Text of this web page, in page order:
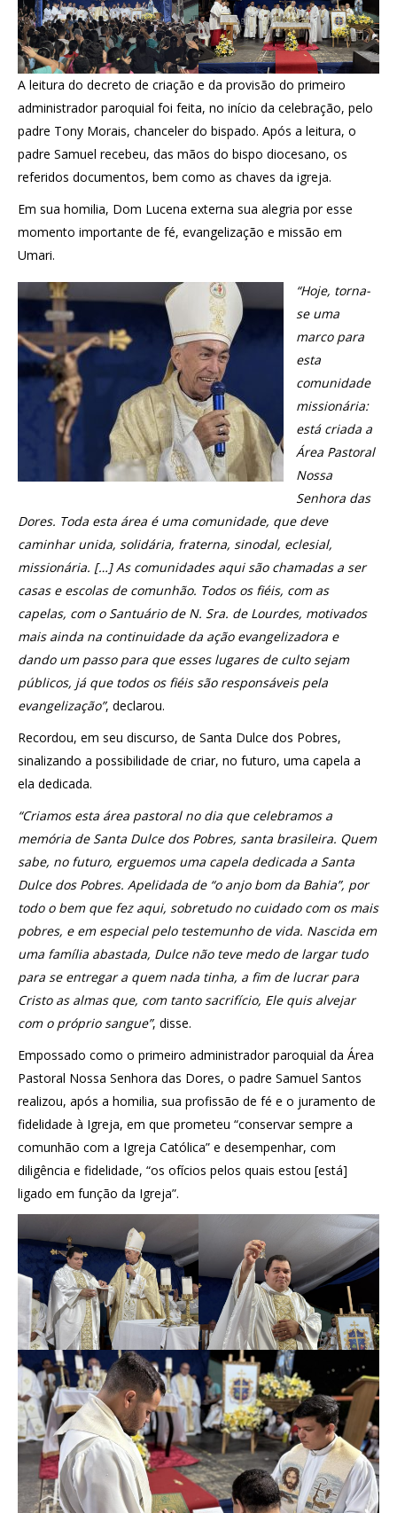
A leitura do decreto de criação e da provisão do primeiro
administrador paroquial foi feita, no início da celebração, pelo
padre Tony Morais, chanceler do bispado. Após a leitura, o
padre Samuel recebeu, das mãos do bispo diocesano, os
referidos documentos, bem como as chaves da igreja.
Em sua homilia, Dom Lucena externa sua alegria por esse
momento importante de fé, evangelização e missão em
Umari.
“Hoje, torna-
se uma
marco para
esta
comunidade
missionária:
está criada a
Área Pastoral
Nossa
Senhora das
Dores. Toda esta área é uma comunidade, que deve
caminhar unida, solidária, fraterna, sinodal, eclesial,
missionária. […] As comunidades aqui são chamadas a ser
casas e escolas de comunhão. Todos os fiéis, com as
capelas, com o Santuário de N. Sra. de Lourdes, motivados
mais ainda na continuidade da ação evangelizadora e
dando um passo para que esses lugares de culto sejam
públicos, já que todos os fiéis são responsáveis pela
evangelização”, declarou.
Recordou, em seu discurso, de Santa Dulce dos Pobres,
sinalizando a possibilidade de criar, no futuro, uma capela a
ela dedicada.
“Criamos esta área pastoral no dia que celebramos a
memória de Santa Dulce dos Pobres, santa brasileira. Quem
sabe, no futuro, erguemos uma capela dedicada a Santa
Dulce dos Pobres. Apelidada de “o anjo bom da Bahia”, por
todo o bem que fez aqui, sobretudo no cuidado com os mais
pobres, e em especial pelo testemunho de vida. Nascida em
uma família abastada, Dulce não teve medo de largar tudo
para se entregar a quem nada tinha, a fim de lucrar para
Cristo as almas que, com tanto sacrifício, Ele quis alvejar
com o próprio sangue”, disse.
Empossado como o primeiro administrador paroquial da Área
Pastoral Nossa Senhora das Dores, o padre Samuel Santos
realizou, após a homilia, sua profissão de fé e o juramento de
fidelidade à Igreja, em que prometeu “conservar sempre a
comunhão com a Igreja Católica” e desempenhar, com
diligência e fidelidade, “os ofícios pelos quais estou [está]
ligado em função da Igreja”.